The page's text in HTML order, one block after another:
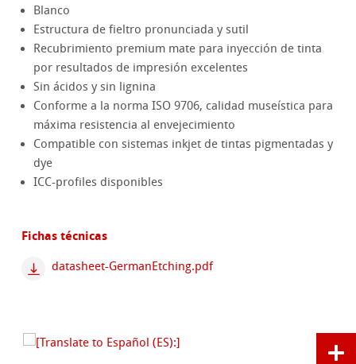
Blanco
Estructura de fieltro pronunciada y sutil
Recubrimiento premium mate para inyección de tinta
por resultados de impresión excelentes
Sin ácidos y sin lignina
Conforme a la norma ISO 9706, calidad museística para
máxima resistencia al envejecimiento
Compatible con sistemas inkjet de tintas pigmentadas y
dye
ICC-profiles disponibles
Fichas técnicas
datasheet-GermanEtching.pdf